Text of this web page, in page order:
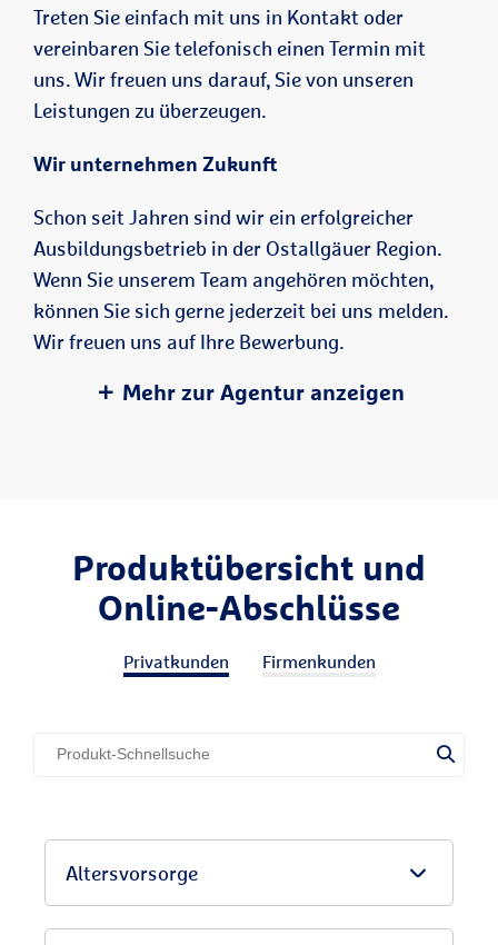
Treten Sie einfach mit uns in Kontakt oder
vereinbaren Sie telefonisch einen Termin mit
uns. Wir freuen uns darauf, Sie von unseren
Leistungen zu überzeugen.
Wir unternehmen Zukunft
Schon seit Jahren sind wir ein erfolgreicher
Ausbildungsbetrieb in der Ostallgäuer Region.
Wenn Sie unserem Team angehören möchten,
können Sie sich gerne jederzeit bei uns melden.
Wir freuen uns auf Ihre Bewerbung.
Mehr zur Agentur anzeigen
Produktübersicht und
Online-Abschlüsse
Privatkunden Firmenkunden
Altersvorsorge